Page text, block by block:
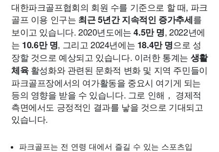
대한파크골프협회의 회원 수를 기준으로 할 때, 파크
골프 이용 인구는 최근 5년간 지속적인 증가추세를
보이고 있습니다. 2020년도에는4.5만 명, 2022년에
는 10.6만 명, 그리고 2024년에는 18.4만 명으로 성
장할 것으로 예상되고 있습니다. 이러한 통계는 생활
체육활성화와 관련된 문화적 변화 및 지역 주민들이
파크골프장에서의 여가활동을 중요시 여기게 되는
등의 영향을 받을 수 있습니다. 그로 인해， 경제적
측면에서도 긍정적인 결과를 낳을 것으로 기대되고
있습니다.
파크골프는 전 연령 대에서 즐길 수 있는 스포츠입